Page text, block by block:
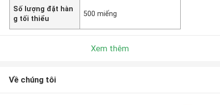
Số lượng đặt hàn
g tối thiểu
500 miếng
Xem thêm
Về chúng tôi